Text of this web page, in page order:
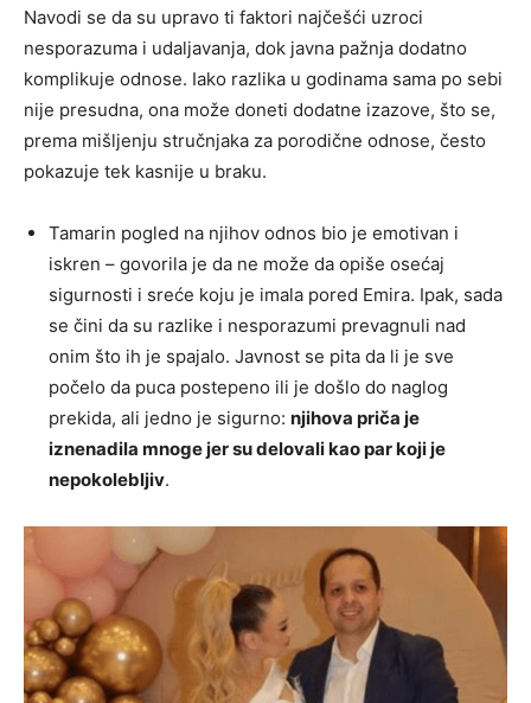
Navodi se da su upravo ti faktori najčešći uzroci
nesporazuma i udaljavanja, dok javna pažnja dodatno
komplikuje odnose. Iako razlika u godinama sama po sebi
nije presudna, ona može doneti dodatne izazove, što se,
prema mišljenju stručnjaka za porodične odnose, često
pokazuje tek kasnije u braku.
Tamarin pogled na njihov odnos bio je emotivan i
iskren – govorila je da ne može da opiše osećaj
sigurnosti i sreće koju je imala pored Emira. Ipak, sada
se čini da su razlike i nesporazumi prevagnuli nad
onim što ih je spajalo. Javnost se pita da li je sve
počelo da puca postepeno ili je došlo do naglog
prekida, ali jedno je sigurno: njihova priča je
iznenadila mnoge jer su delovali kao par koji je
nepokolebljiv.